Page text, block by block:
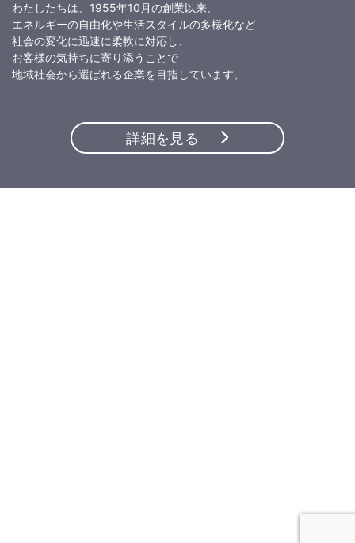
わたしたちは、1955年10月の創業以来、
エネルギーの自由化や生活スタイルの多様化など
社会の変化に迅速に柔軟に対応し、
お客様の気持ちに寄り添うことで
地域社会から選ばれる企業を目指しています。
詳細を見る